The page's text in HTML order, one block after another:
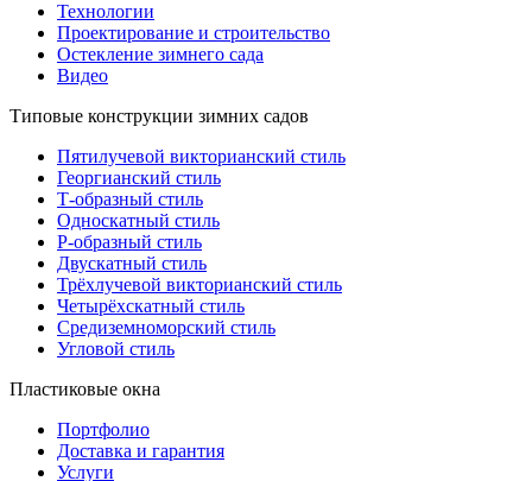
Технологии
Проектирование и строительство
Остекление зимнего сада
Видео
Типовые конструкции зимних садов
Пятилучевой викторианский стиль
Георгианский стиль
Т-образный стиль
Односкатный стиль
Р-образный стиль
Двускатный стиль
Трёхлучевой викторианский стиль
Четырёхскатный стиль
Средиземноморский стиль
Угловой стиль
Пластиковые окна
Портфолио
Доставка и гарантия
Услуги